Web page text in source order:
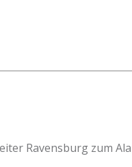
Ravensburg zum